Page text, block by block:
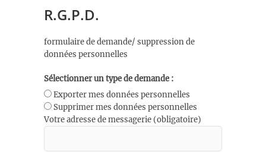
R.G.P.D.
formulaire de demande/ suppression de
données personnelles
Sélectionner un type de demande :
Exporter mes données personnelles
Supprimer mes données personnelles
Votre adresse de messagerie (obligatoire)